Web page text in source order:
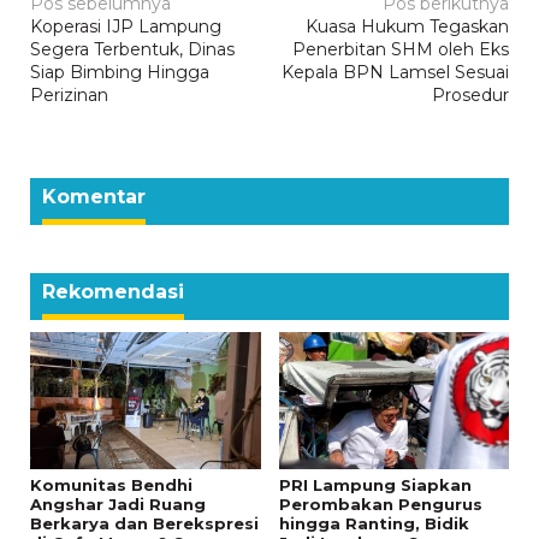
Navigasi
pos
Koperasi IJP Lampung
Segera Terbentuk, Dinas
Siap Bimbing Hingga
Perizinan
Kuasa Hukum Tegaskan
Penerbitan SHM oleh Eks
Kepala BPN Lamsel Sesuai
Prosedur
Komentar
Rekomendasi
Komunitas Bendhi
Angshar Jadi Ruang
Berkarya dan Berekspresi
PRI Lampung Siapkan
Perombakan Pengurus
hingga Ranting, Bidik